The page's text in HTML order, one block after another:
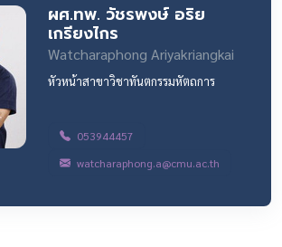
ผศ.ทพ. วัชรพงษ์ อริย
เกรียงไกร
Watcharaphong Ariyakriangkai
หัวหน้าสาขาวิชาทันตกรรมหัตถการ
053944457
watcharaphong.a@cmu.ac.th